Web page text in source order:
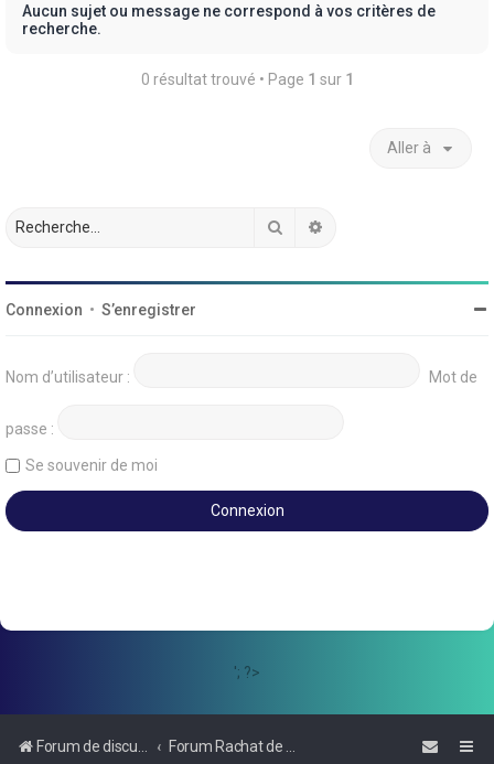
Aucun sujet ou message ne correspond à vos critères de
recherche.
0 résultat trouvé • Page 1 sur 1
Aller à
Rechercher
Connexion • S’enregistrer
Nom d’utilisateur : Mot de
passe :
Se souvenir de moi
'; ?>
Forum de discussions sur le Regroupement de Crédits et le Rachat de Crédits